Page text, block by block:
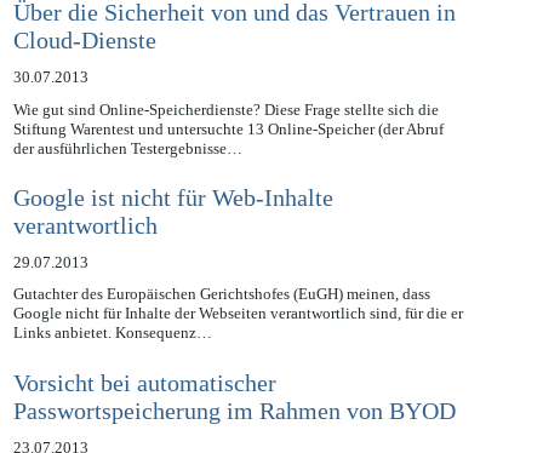
Über die Sicherheit von und das Vertrauen in
Cloud-Dienste
30.07.2013
Wie gut sind Online-Speicherdienste? Diese Frage stellte sich die
Stiftung Warentest und untersuchte 13 Online-Speicher (der Abruf
Google ist nicht für Web-Inhalte
verantwortlich
29.07.2013
Gutachter des Europäischen Gerichtshofes (EuGH) meinen, dass
Google nicht für Inhalte der Webseiten verantwortlich sind, für die er
Vorsicht bei automatischer
Passwortspeicherung im Rahmen von BYOD